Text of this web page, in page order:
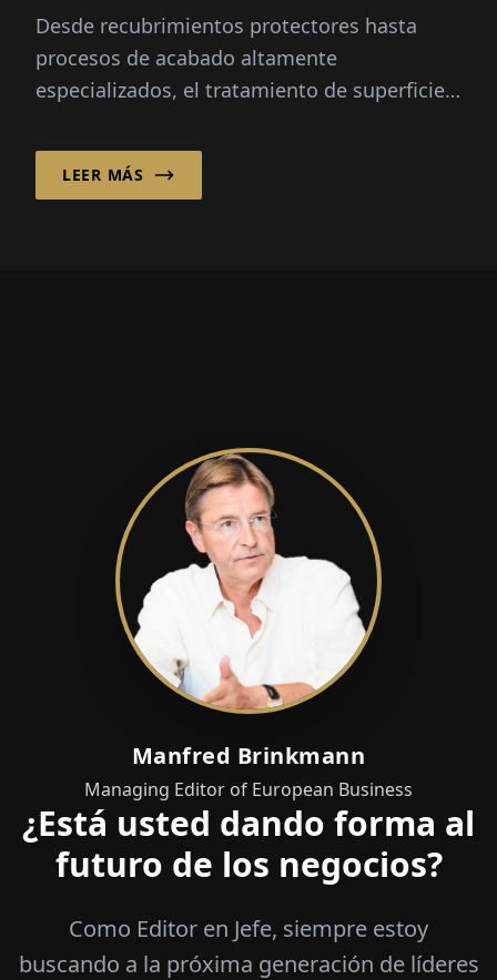
Desde recubrimientos protectores hasta
procesos de acabado altamente
especializados, el tratamiento de superficies
decisivo en la fabricación moderna,
particularmente en el sector automotriz.
LEER MÁS
Manfred Brinkmann
Managing Editor of European Business
¿Está usted dando forma al
futuro de los negocios?
Como Editor en Jefe, siempre estoy
buscando a la próxima generación de líderes